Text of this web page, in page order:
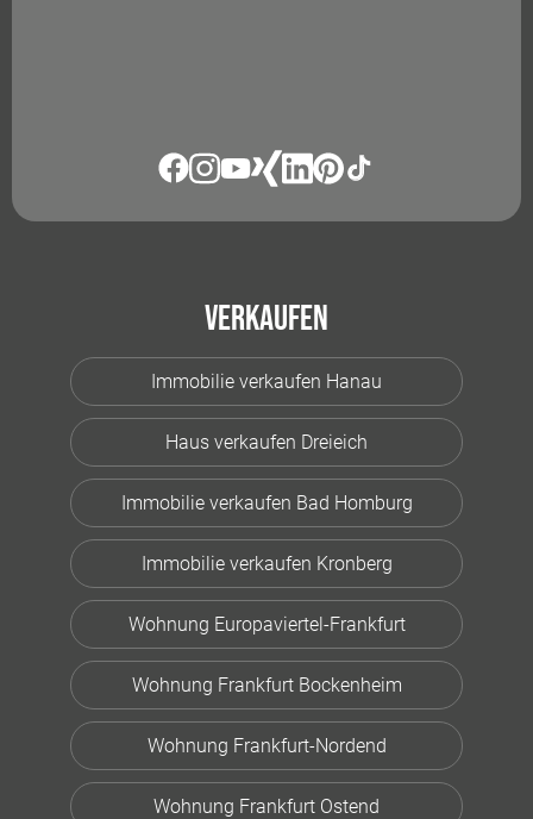
Verkaufen
Immobilie verkaufen Hanau
Haus verkaufen Dreieich
Immobilie verkaufen Bad Homburg
Immobilie verkaufen Kronberg
Wohnung Europaviertel-Frankfurt
Wohnung Frankfurt Bockenheim
Wohnung Frankfurt-Nordend
Wohnung Frankfurt Ostend